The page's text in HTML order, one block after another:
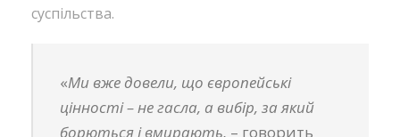
суспільства.
«Ми вже довели, що європейські
цінності – не гасла, а вибір, за який
борються і вмирають, – говорить